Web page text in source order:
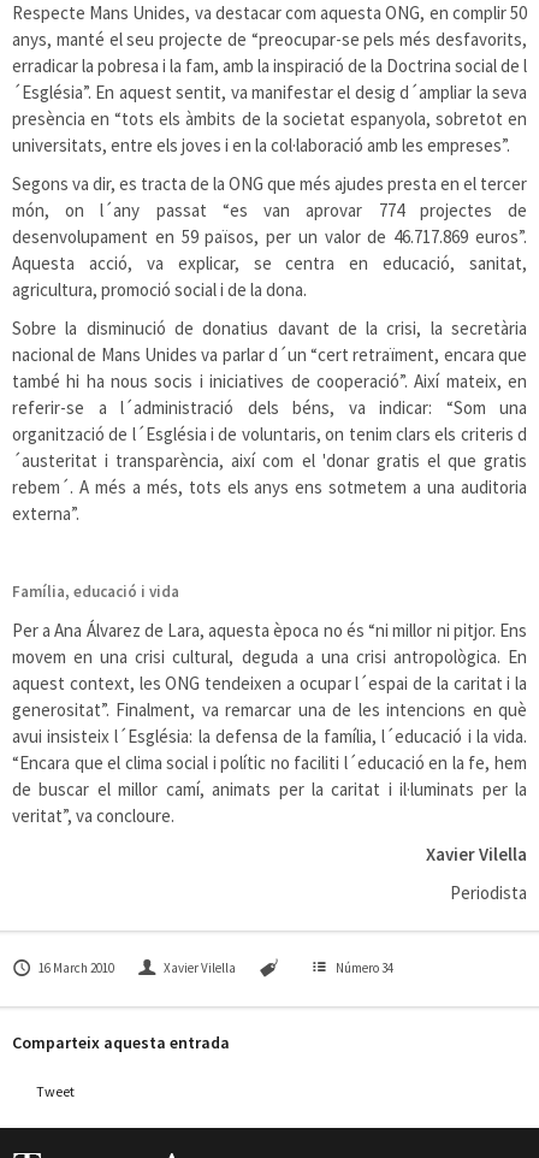
Respecte Mans Unides, va destacar com aquesta ONG, en complir 50
anys, manté el seu projecte de “preocupar-se pels més desfavorits,
erradicar la pobresa i la fam, amb la inspiració de la Doctrina social de l
´Església”. En aquest sentit, va manifestar el desig d´ampliar la seva
presència en “tots els àmbits de la societat espanyola, sobretot en
universitats, entre els joves i en la col·laboració amb les empreses”.
Segons va dir, es tracta de la ONG que més ajudes presta en el tercer
món, on l´any passat “es van aprovar 774 projectes de
desenvolupament en 59 països, per un valor de 46.717.869 euros”.
Aquesta acció, va explicar, se centra en educació, sanitat,
agricultura, promoció social i de la dona.
Sobre la disminució de donatius davant de la crisi, la secretària
nacional de Mans Unides va parlar d´un “cert retraïment, encara que
també hi ha nous socis i iniciatives de cooperació”. Així mateix, en
referir-se a l´administració dels béns, va indicar: “Som una
organització de l´Església i de voluntaris, on tenim clars els criteris d
´austeritat i transparència, així com el 'donar gratis el que gratis
rebem´. A més a més, tots els anys ens sotmetem a una auditoria
externa”.
Família, educació i vida
Per a Ana Álvarez de Lara, aquesta època no és “ni millor ni pitjor. Ens
movem en una crisi cultural, deguda a una crisi antropològica. En
aquest context, les ONG tendeixen a ocupar l´espai de la caritat i la
generositat”. Finalment, va remarcar una de les intencions en què
avui insisteix l´Església: la defensa de la família, l´educació i la vida.
“Encara que el clima social i polític no faciliti l´educació en la fe, hem
de buscar el millor camí, animats per la caritat i il·luminats per la
veritat”, va concloure.
Xavier Vilella
Periodista
16 March 2010 Xavier Vilella Número 34
Comparteix aquesta entrada
Tweet